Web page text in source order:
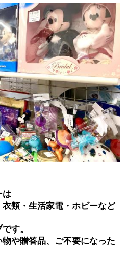
は
類・生活家電・ホビーなど
す。
や贈答品、ご不要になった